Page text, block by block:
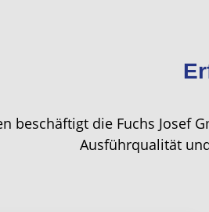
beschäftigt die Fuchs
Ausführqualität